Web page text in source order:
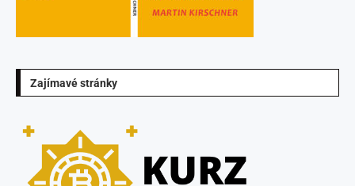
Zajímavé stránky